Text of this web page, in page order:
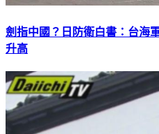
劍指中國？日防衛白書：台
升高